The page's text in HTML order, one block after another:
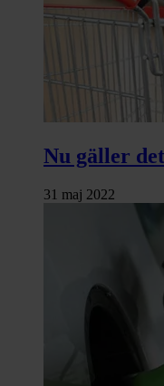
Nu gäller
31 maj 2022